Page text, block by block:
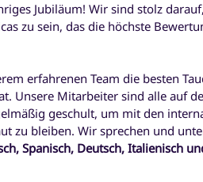
Jubiläum! Wir sind stolz
zu sein, das die höchste
erfahrenen Team die besten
Unsere Mitarbeiter sind alle auf
geschult, um mit den
zu bleiben. Wir sprechen und
Spanisch, Deutsch, Italienisch